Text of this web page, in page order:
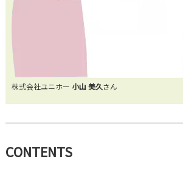
株式会社ユニホー 小山 美久さん
CONTENTS